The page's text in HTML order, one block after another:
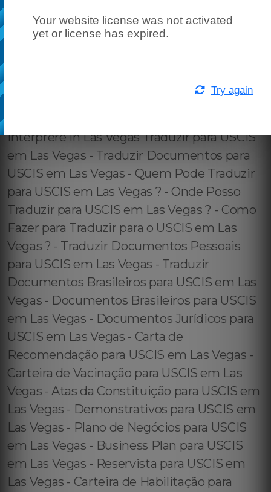
Your website license was not activated
yet or license has expired.
Try again